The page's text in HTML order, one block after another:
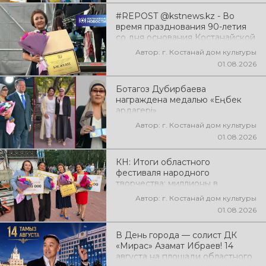
#REPOST @kstnews.kz - Во
время празднования 90-летия
со дня основания Костанайской
области подвели итоги 38-го
фестиваля самодеятельного
Автор: г. Костанай дом культуры
01.08.2026
Ботагоз Дубирбаева
награждена медалью «Еңбек
ардагері»
Автор: г. Костанай дом культуры
01.08.2026
КН: Итоги областного
фестиваля народного
творчества: миллионы в
культуруАвтор: г. Костанай дом культуры
01.08.2026
В День города — солист ДК
«Мирас» Азамат Ибраев! 14
августа на площади областного